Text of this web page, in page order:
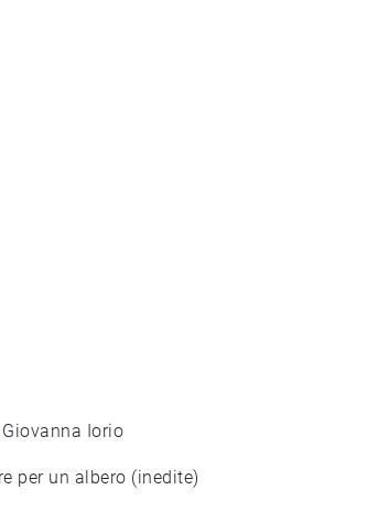
Iorio
per un albero (inedite)